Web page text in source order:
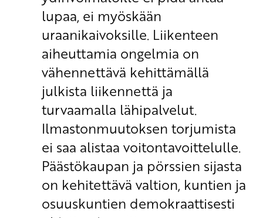
lupaa, ei myöskään
uraanikaivoksille. Liikenteen
aiheuttamia ongelmia on
vähennettävä kehittämällä
julkista liikennettä ja
turvaamalla lähipalvelut.
Ilmastonmuutoksen torjumista
ei saa alistaa voitontavoittelulle.
Päästökaupan ja pörssien sijasta
on kehitettävä valtion, kuntien ja
osuuskuntien demokraattisesti